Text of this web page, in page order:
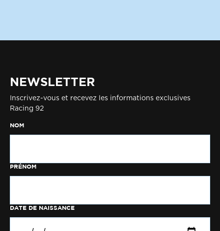
NEWSLETTER
Inscrivez-vous et recevez les informations exclusives
Racing 92
NOM
PRÉNOM
DATE DE NAISSANCE